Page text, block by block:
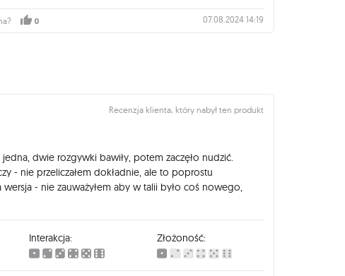
0 07.08.2024 14:19
Recenzja klienta, który nabył ten produkt
dwie rozgywki bawiły, potem zaczęło nudzić.
- nie przeliczałem dokładnie, ale to poprostu
- nie zauważyłem aby w talii było coś nowego,
Interakcja: Złożoność: